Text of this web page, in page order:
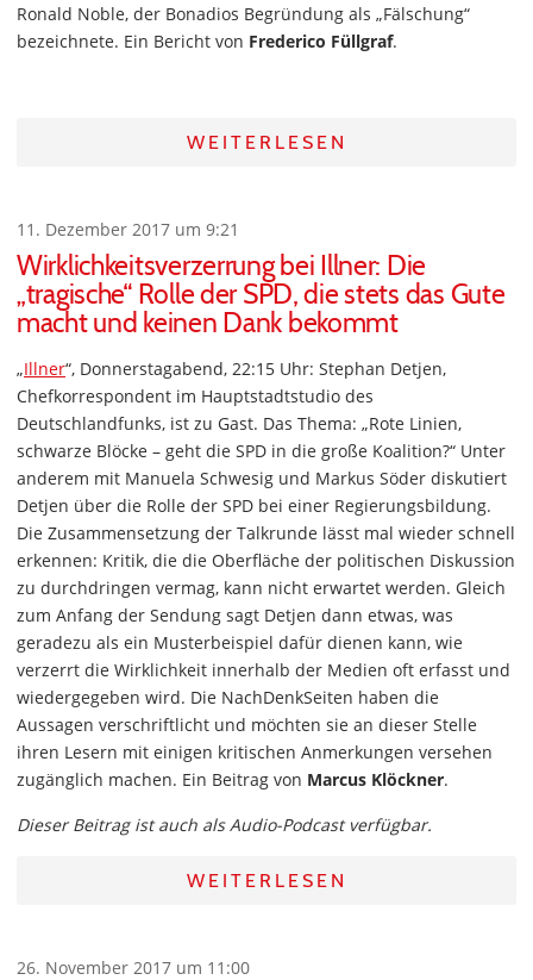
Ronald Noble, der Bonadios Begründung als „Fälschung“
bezeichnete. Ein Bericht von Frederico Füllgraf.
WEITERLESEN
11. Dezember 2017 um 9:21
Wirklichkeitsverzerrung bei Illner: Die
„tragische“ Rolle der SPD, die stets das Gute
macht und keinen Dank bekommt
„Illner“, Donnerstagabend, 22:15 Uhr: Stephan Detjen,
Chefkorrespondent im Hauptstadtstudio des
Deutschlandfunks, ist zu Gast. Das Thema: „Rote Linien,
schwarze Blöcke – geht die SPD in die große Koalition?“ Unter
anderem mit Manuela Schwesig und Markus Söder diskutiert
Detjen über die Rolle der SPD bei einer Regierungsbildung.
Die Zusammensetzung der Talkrunde lässt mal wieder schnell
erkennen: Kritik, die die Oberfläche der politischen Diskussion
zu durchdringen vermag, kann nicht erwartet werden. Gleich
zum Anfang der Sendung sagt Detjen dann etwas, was
geradezu als ein Musterbeispiel dafür dienen kann, wie
verzerrt die Wirklichkeit innerhalb der Medien oft erfasst und
wiedergegeben wird. Die NachDenkSeiten haben die
Aussagen verschriftlicht und möchten sie an dieser Stelle
ihren Lesern mit einigen kritischen Anmerkungen versehen
zugänglich machen. Ein Beitrag von Marcus Klöckner.
Dieser Beitrag ist auch als Audio-Podcast verfügbar.
WEITERLESEN
26. November 2017 um 11:00